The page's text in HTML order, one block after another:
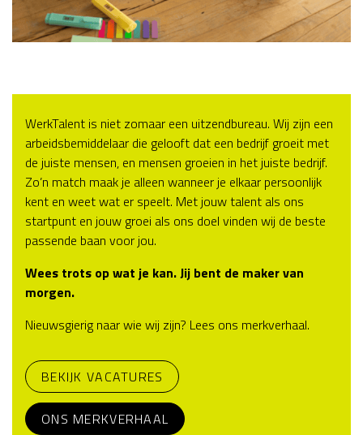
WerkTalent is niet zomaar een uitzendbureau. Wij zijn een
arbeidsbemiddelaar die gelooft dat een bedrijf groeit met
de juiste mensen, en mensen groeien in het juiste bedrijf.
Zo’n match maak je alleen wanneer je elkaar persoonlijk
kent en weet wat er speelt. Met jouw talent als ons
startpunt en jouw groei als ons doel vinden wij de beste
passende baan voor jou.
Wees trots op wat je kan. Jij bent de maker van
morgen.
Nieuwsgierig naar wie wij zijn? Lees ons merkverhaal.
BEKIJK VACATURES
ONS MERKVERHAAL